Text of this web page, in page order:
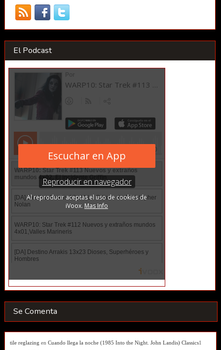
El Podcast
Se Comenta
tile reglazing en Cuando llega la noche (1985 Into the Night. John Landis) Classics1